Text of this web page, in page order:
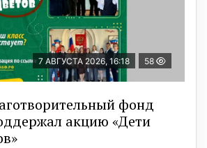
7 АВГУСТА 2026, 16:18 58
фонд
акцию «Дети